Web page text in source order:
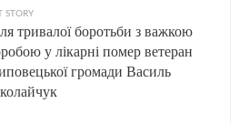
STORY
тривалої боротьби з важкою
у лікарні помер ветеран
громади Василь